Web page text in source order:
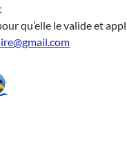
qu’elle le valide et